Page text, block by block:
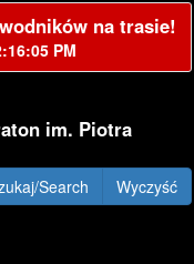
na trasie!
PM
im. Piotra
Search